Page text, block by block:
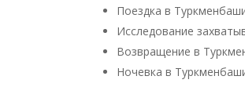
Поездка в
Исследование
Возвращение в
Ночевка в